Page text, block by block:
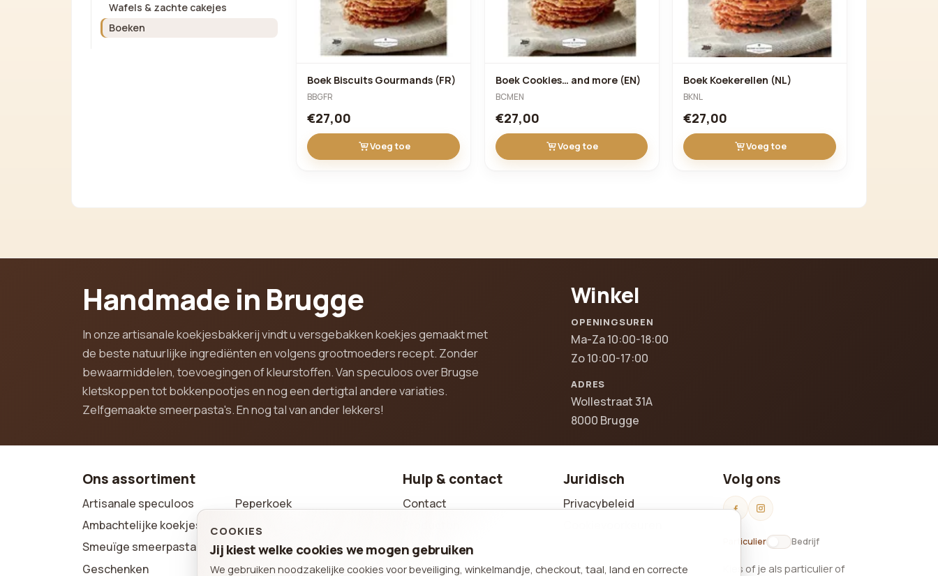
Wafels & zachte cakejes
Boeken
Boek Biscuits Gourmands (FR)
BBGFR
€27,00
Voeg toe
Boek Cookies… and more (EN)
BCMEN
€27,00
Voeg toe
Boek Koekerellen (NL)
BKNL
€27,00
Voeg toe
Handmade in Brugge
In onze artisanale koekjesbakkerij vindt u versgebakken koekjes gemaakt met
de beste natuurlijke ingrediënten en volgens grootmoeders recept. Zonder
bewaarmiddelen, toevoegingen of kleurstoffen. Van speculoos over Brugse
kletskoppen tot bokkenpootjes en nog een dertigtal andere variaties.
Zelfgemaakte smeerpasta's. En nog tal van ander lekkers!
Winkel
OPENINGSUREN
Ma-Za 10:00-18:00
Zo 10:00-17:00
ADRES
Wollestraat 31A
8000 Brugge
Ons assortiment
Artisanale speculoos
Ambachtelijke koekjes
Smeuïge smeerpasta's
Geschenken
Peperkoek
Wafels & zachte cakejes
Hulp & contact
Contact
Sitemap
Telefoon: +32 (0)50 34 84
Juridisch
Privacybeleid
Volg ons
Particulier Bedrijf
Kies of je als particulier of
COOKIES
Jij kiest welke cookies we mogen gebruiken
We gebruiken noodzakelijke cookies voor beveiliging, winkelmandje, checkout, taal, land en correcte